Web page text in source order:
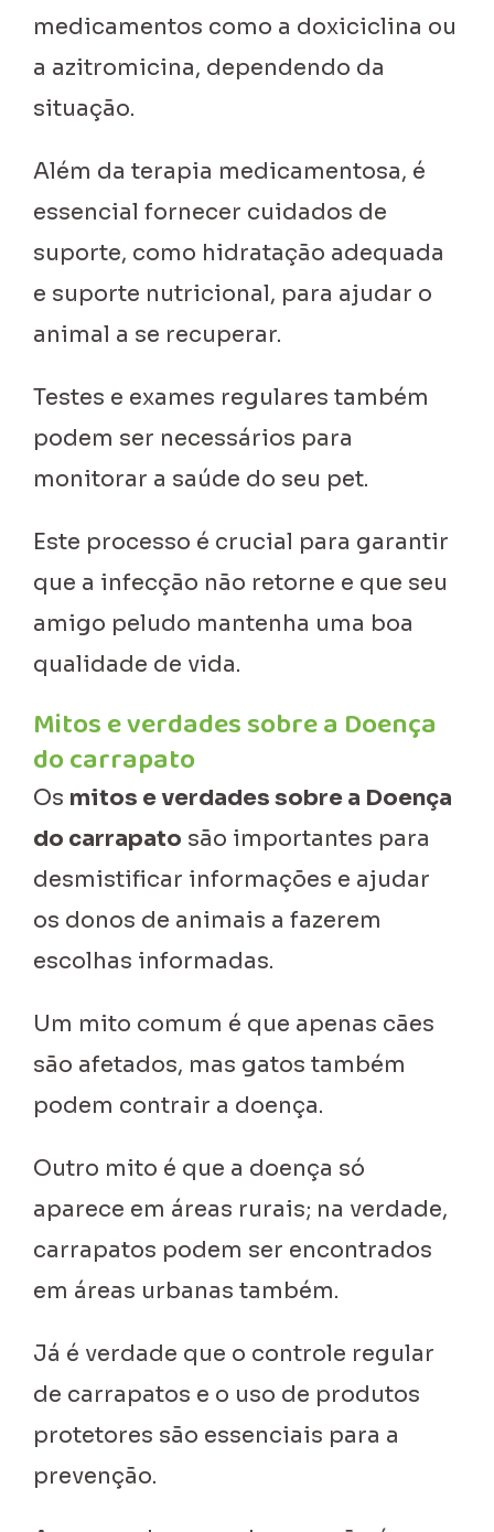
medicamentos como a doxiciclina ou
a azitromicina, dependendo da
situação.
Além da terapia medicamentosa, é
essencial fornecer cuidados de
suporte, como hidratação adequada
e suporte nutricional, para ajudar o
animal a se recuperar.
Testes e exames regulares também
podem ser necessários para
monitorar a saúde do seu pet.
Este processo é crucial para garantir
que a infecção não retorne e que seu
amigo peludo mantenha uma boa
qualidade de vida.
Mitos e verdades sobre a Doença
do carrapato
Os mitos e verdades sobre a Doença
do carrapato são importantes para
desmistificar informações e ajudar
os donos de animais a fazerem
escolhas informadas.
Um mito comum é que apenas cães
são afetados, mas gatos também
podem contrair a doença.
Outro mito é que a doença só
aparece em áreas rurais; na verdade,
carrapatos podem ser encontrados
em áreas urbanas também.
Já é verdade que o controle regular
de carrapatos e o uso de produtos
protetores são essenciais para a
prevenção.